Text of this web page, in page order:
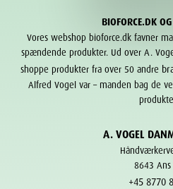
BIOFORCE.DK
Vores webshop bioforce.dk favner
spændende produkter. Ud over A.
shoppe produkter fra over 50 andre
Alfred Vogel var – manden bag de
A. VOGEL
8643 Ans
+45 8770